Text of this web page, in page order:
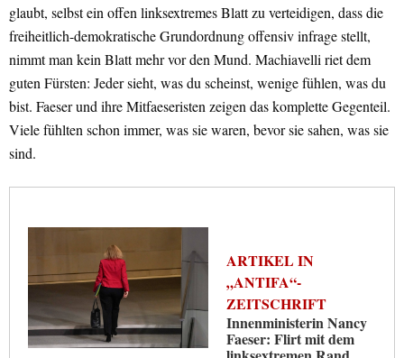
glaubt, selbst ein offen linksextremes Blatt zu verteidigen, dass die
freiheitlich-demokratische Grundordnung offensiv infrage stellt,
nimmt man kein Blatt mehr vor den Mund. Machiavelli riet dem
guten Fürsten: Jeder sieht, was du scheinst, wenige fühlen, was du
bist. Faeser und ihre Mitfaeseristen zeigen das komplette Gegenteil.
Viele fühlten schon immer, was sie waren, bevor sie sahen, was sie
sind.
ARTIKEL IN
„ANTIFA“-
ZEITSCHRIFT
Innenministerin Nancy
Faeser: Flirt mit dem